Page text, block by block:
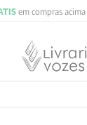
em compras